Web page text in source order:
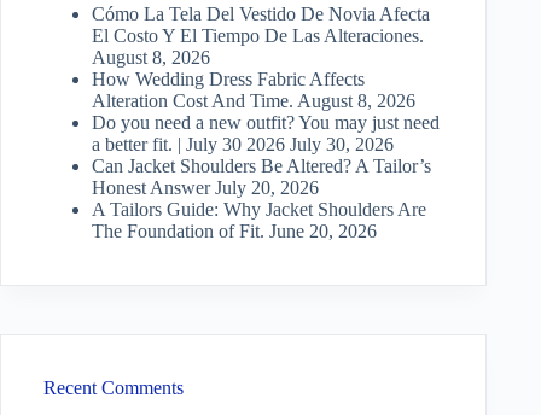
Cómo La Tela Del Vestido De Novia Afecta
El Costo Y El Tiempo De Las Alteraciones.
August 8, 2026
How Wedding Dress Fabric Affects
Alteration Cost And Time. August 8, 2026
Do you need a new outfit? You may just need
a better fit. | July 30 2026 July 30, 2026
Can Jacket Shoulders Be Altered? A Tailor’s
Honest Answer July 20, 2026
A Tailors Guide: Why Jacket Shoulders Are
The Foundation of Fit. June 20, 2026
Recent Comments